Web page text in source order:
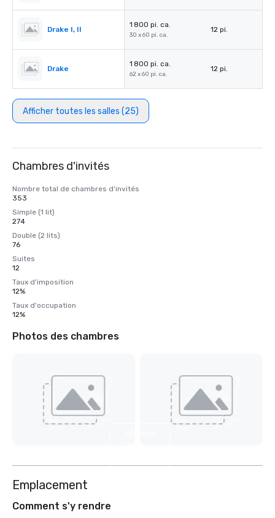
Drake I, II
1 800 pi. ca.
30 x 60 pi. ca.
12 pi.
Drake
1 800 pi. ca.
62 x 60 pi. ca.
12 pi.
Afficher toutes les salles (25)
Chambres d'invités
Nombre total de chambres d'invités
353
Simple (1 lit)
274
Double (2 lits)
76
Suites
12
Taux d'imposition
12%
Taux d'occupation
12%
Photos des chambres
Emplacement
Comment s'y rendre